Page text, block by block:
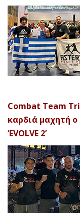
Combat Team
καρδιά μαχητή
‘EVOLVE 2’